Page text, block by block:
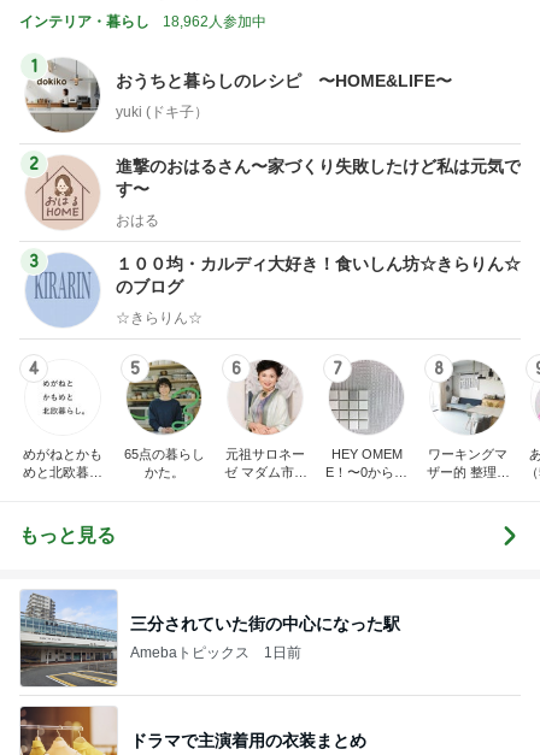
インテリア・暮らし 18,962人参加中
1
おうちと暮らしのレシピ 〜HOME&LIFE〜
yuki (ドキ子）
2
進撃のおはるさん〜家づくり失敗したけど私は元気で
す〜
おはる
3
１００均・カルディ大好き！食いしん坊☆きらりん☆
のブログ
☆きらりん☆
4
めがねとかも
めと北欧暮ら
5
65点の暮らし
かた。
6
元祖サロネー
ゼ マダム市川
7
HEY OMEM
E！〜0からの
8
ワーキングマ
ザー的 整理収
もっと見る
三分されていた街の中心になった駅
Amebaトピックス 1日前
ドラマで主演着用の衣装まとめ